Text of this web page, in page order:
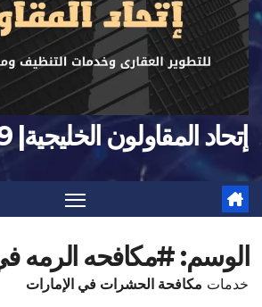
إتحاد المقاولون الخليجية| 0556115019
الوسم:#مكافحه الرمه
خدمات مكافحة الحشرات في الإمارات